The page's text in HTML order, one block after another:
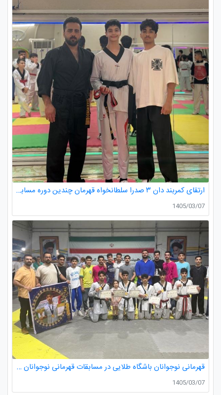
ارتقای کمربند دان ۳ صدرا سلطانخواه قهرمان چندین دوره مسابقات استانی و کشوری در رده سنی خردسالان و نونهالان
1405/03/07
قهرمانی نوجوانان باشگاه طلایی در مسابقات قهرمانی نوجوانان تکواندو استان گیلان
1405/03/07